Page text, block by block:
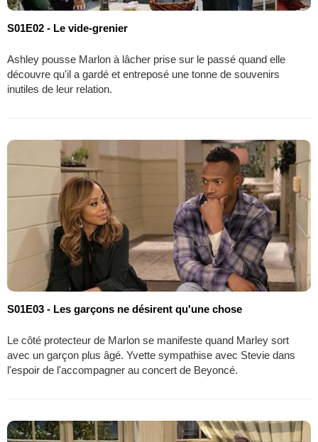
S01E02 - Le vide-grenier
Ashley pousse Marlon à lâcher prise sur le passé quand elle
découvre qu'il a gardé et entreposé une tonne de souvenirs
inutiles de leur relation.
S01E03 - Les garçons ne désirent qu'une chose
Le côté protecteur de Marlon se manifeste quand Marley sort
avec un garçon plus âgé. Yvette sympathise avec Stevie dans
l'espoir de l'accompagner au concert de Beyoncé.